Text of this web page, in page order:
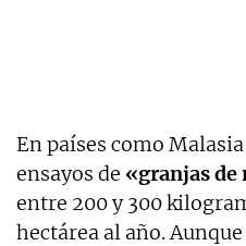
En países como
ensayos de «granjas de
entre 200 y 300
hectárea al año.